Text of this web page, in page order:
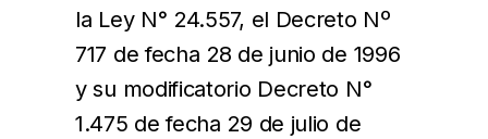
la Ley N° 24.557, el Decreto Nº
717 de fecha 28 de junio de 1996
y su modificatorio Decreto N°
1.475 de fecha 29 de julio de